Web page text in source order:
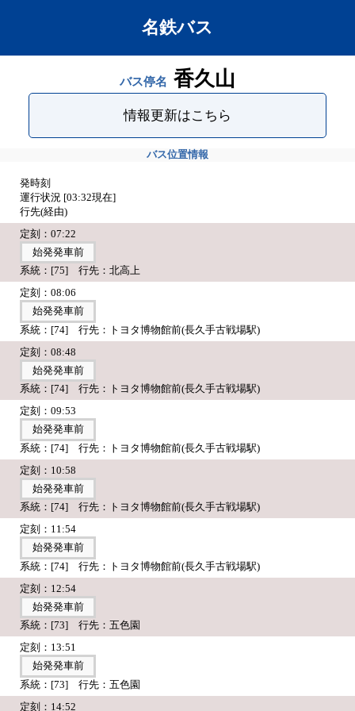
名鉄バス
バス停名 香久山
情報更新はこちら
バス位置情報
発時刻
運行状況 [03:32現在]
行先(経由)
定刻：07:22
始発発車前
系統：[75] 行先：北高上
定刻：08:06
始発発車前
系統：[74] 行先：トヨタ博物館前(長久手古戦場駅)
定刻：08:48
始発発車前
系統：[74] 行先：トヨタ博物館前(長久手古戦場駅)
定刻：09:53
始発発車前
系統：[74] 行先：トヨタ博物館前(長久手古戦場駅)
定刻：10:58
始発発車前
系統：[74] 行先：トヨタ博物館前(長久手古戦場駅)
定刻：11:54
始発発車前
系統：[74] 行先：トヨタ博物館前(長久手古戦場駅)
定刻：12:54
始発発車前
系統：[73] 行先：五色園
定刻：13:51
始発発車前
系統：[73] 行先：五色園
定刻：14:52